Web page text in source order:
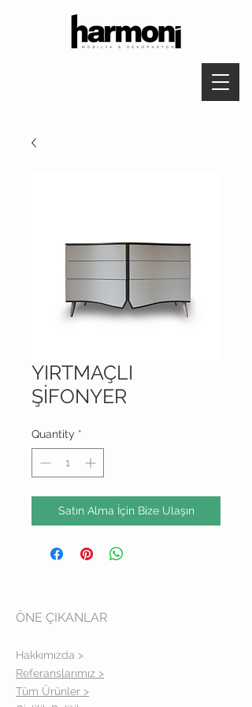
YIRTMAÇLI
ŞİFONYER
Quantity *
Satın Alma İçin Bize Ulaşın
ÖNE ÇIKANLAR
Hakkımızda >
Referanslarımız >
Tüm Ürünler >